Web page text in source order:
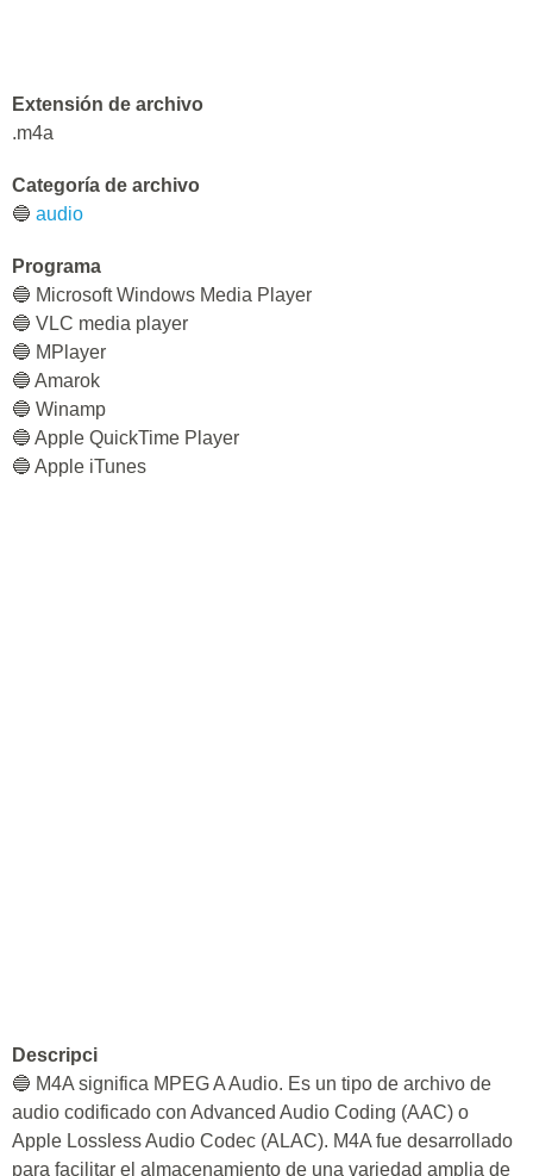
Extensión de archivo
.m4a
Categoría de archivo
🔵 audio
Programa
🔵 Microsoft Windows Media Player
🔵 VLC media player
🔵 MPlayer
🔵 Amarok
🔵 Winamp
🔵 Apple QuickTime Player
🔵 Apple iTunes
Descripci
🔵 M4A significa MPEG A Audio. Es un tipo de archivo de
audio codificado con Advanced Audio Coding (AAC) o
Apple Lossless Audio Codec (ALAC). M4A fue desarrollado
para facilitar el almacenamiento de una variedad amplia de